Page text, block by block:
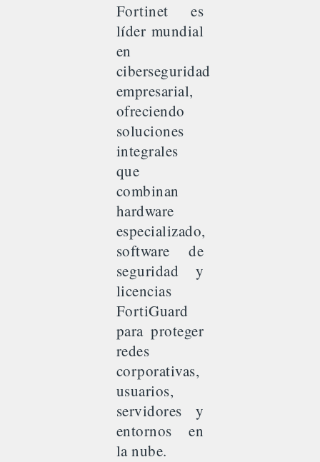
Software y Licencias
Empresariales
Fortinet en Panamá – Hardware, Software y Licencias
Empresariales
Fortinet es
líder mundial
en
ciberseguridad
empresarial,
ofreciendo
soluciones
integrales
que
combinan
hardware
especializado,
software de
seguridad y
licencias
FortiGuard
para proteger
redes
corporativas,
usuarios,
servidores y
entornos en
la nube.